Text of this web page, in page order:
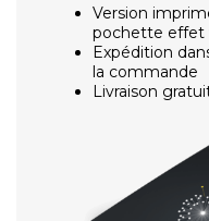
Version
pochette effet
Expédition
la commande
Livraison